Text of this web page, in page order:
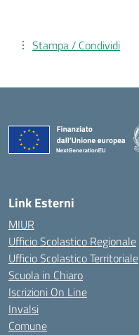
Stampa / Condividi
Link Esterni
MIUR
Ufficio Scolastico Regionale
Ufficio Scolastico Territoriale
Scuola in Chiaro
Iscrizioni On Line
Invalsi
Comune